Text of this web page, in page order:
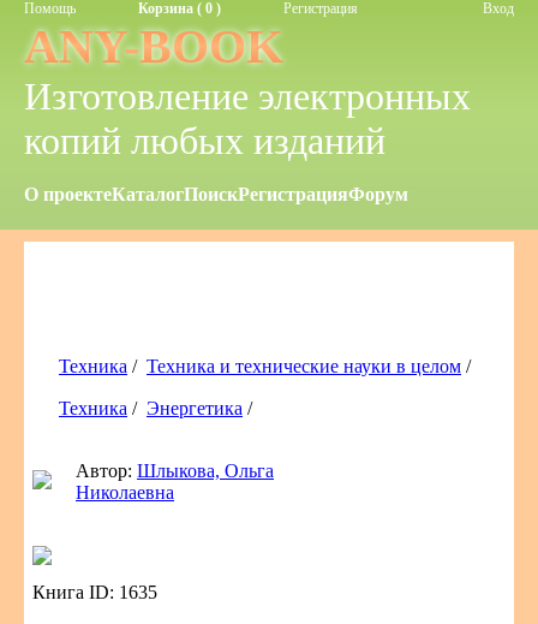
Помощь Корзина ( 0 ) Регистрация Вход
ANY-BOOK
Изготовление электронных
копий любых изданий
О проектеКаталогПоискРегистрацияФорум
Техника / Техника и технические науки в целом /
Техника / Энергетика /
Автор:Шлыкова, Ольга
Николаевна
Книга ID: 1635